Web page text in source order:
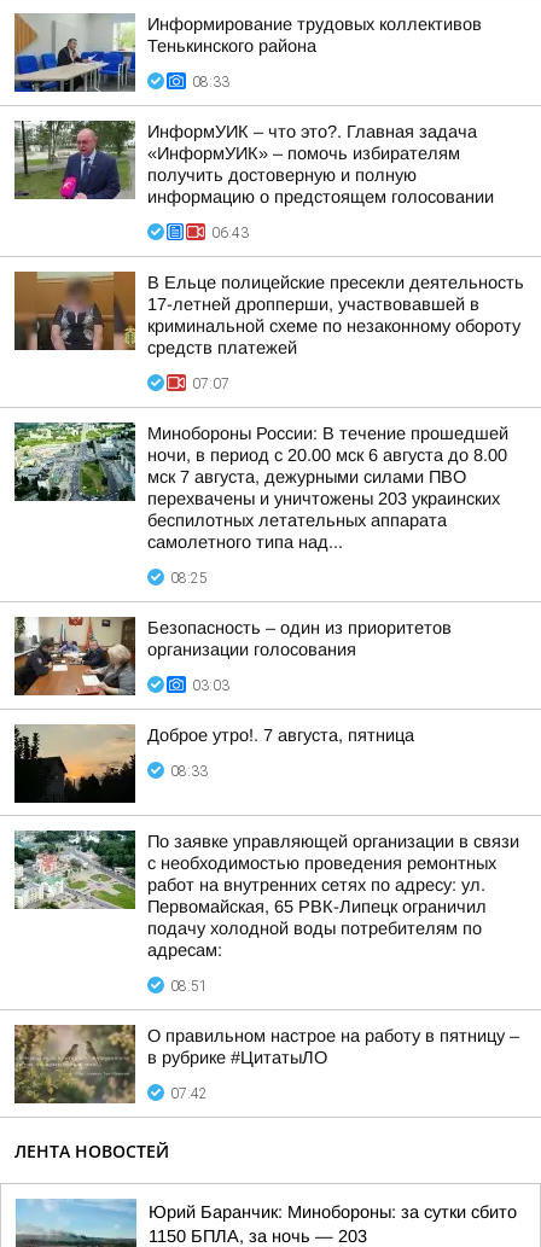
Информирование трудовых коллективов
Тенькинского района
08:33
ИнформУИК – что это?. Главная задача
«ИнформУИК» – помочь избирателям
получить достоверную и полную
информацию о предстоящем голосовании
06:43
В Ельце полицейские пресекли деятельность
17-летней дропперши, участвовавшей в
криминальной схеме по незаконному обороту
средств платежей
07:07
Минобороны России: В течение прошедшей
ночи, в период с 20.00 мск 6 августа до 8.00
мск 7 августа, дежурными силами ПВО
перехвачены и уничтожены 203 украинских
беспилотных летательных аппарата
самолетного типа над...
08:25
Безопасность – один из приоритетов
организации голосования
03:03
Доброе утро!. 7 августа, пятница
08:33
По заявке управляющей организации в связи
с необходимостью проведения ремонтных
работ на внутренних сетях по адресу: ул.
Первомайская, 65 РВК-Липецк ограничил
подачу холодной воды потребителям по
адресам:
08:51
О правильном настрое на работу в пятницу –
в рубрике #ЦитатыЛО
07:42
ЛЕНТА НОВОСТЕЙ
Юрий Баранчик: Минобороны: за сутки сбито
1150 БПЛА, за ночь — 203